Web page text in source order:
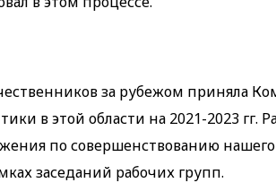
за рубежом приняла
в этой области на 2021-2023 гг.
по совершенствованию нашего
заседаний рабочих групп.